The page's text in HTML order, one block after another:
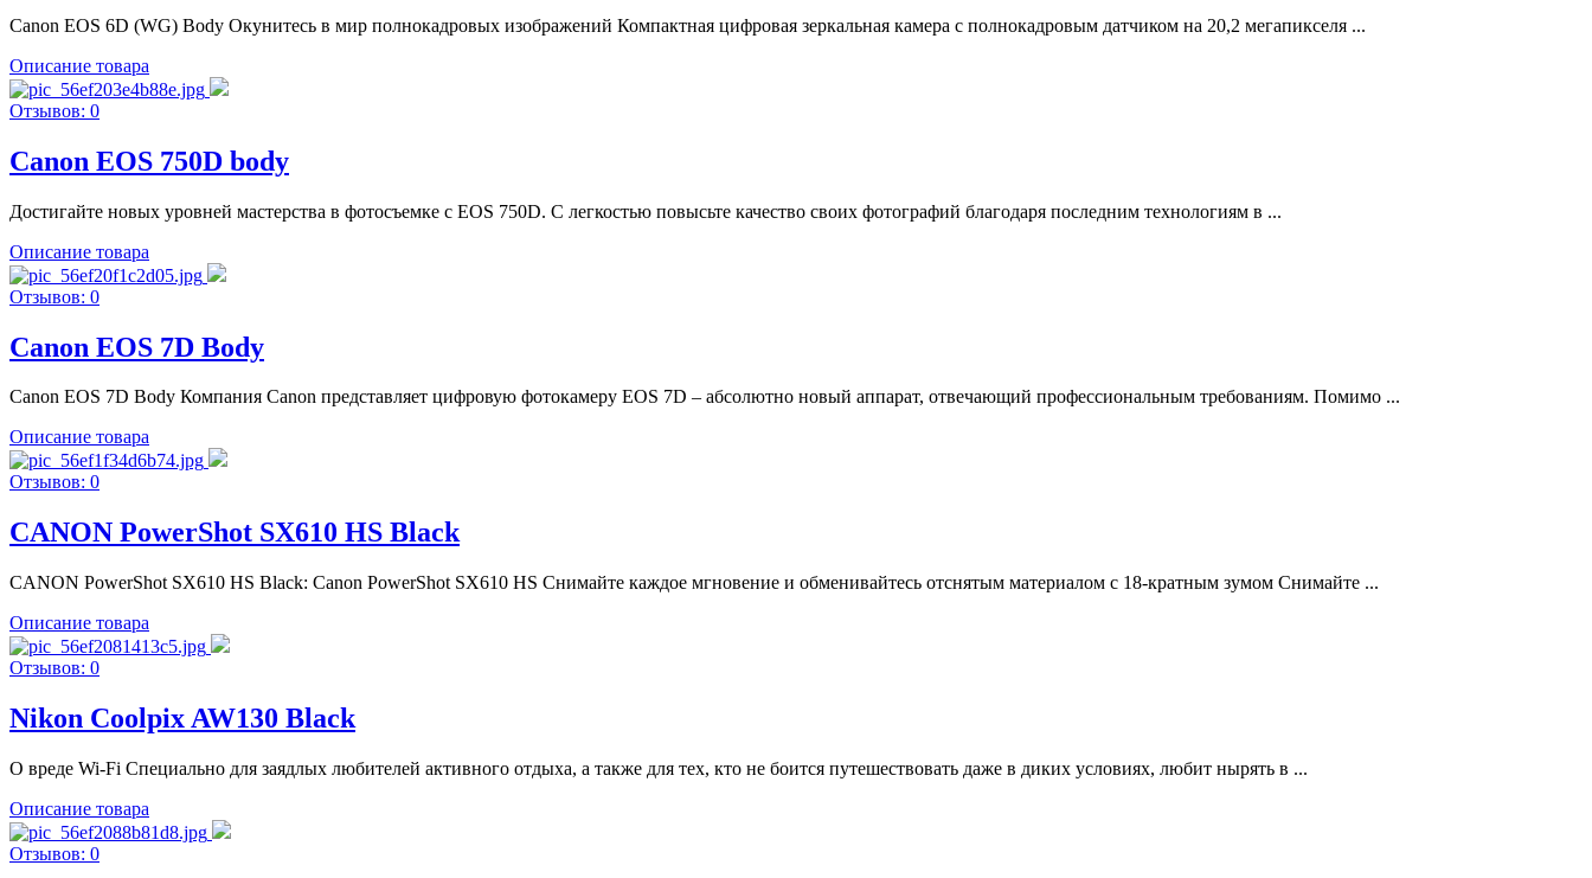
Canon EOS 6D (WG) Body Окунитесь в мир полнокадровых изображений Компактная цифровая зеркальная камера с полнокадровым датчиком на 20,2 мегапикселя ...
Описание товара
Отзывов: 0
Canon EOS 750D body
Достигайте новых уровней мастерства в фотосъемке с EOS 750D. С легкостью повысьте качество своих фотографий благодаря последним технологиям в ...
Описание товара
Отзывов: 0
Canon EOS 7D Body
Canon EOS 7D Body Компания Canon представляет цифровую фотокамеру EOS 7D – абсолютно новый аппарат, отвечающий профессиональным требованиям. Помимо ...
Описание товара
Отзывов: 0
CANON PowerShot SX610 HS Black
CANON PowerShot SX610 HS Black: Canon PowerShot SX610 HS Снимайте каждое мгновение и обменивайтесь отснятым материалом с 18-кратным зумом Снимайте ...
Описание товара
Отзывов: 0
Nikon Coolpix AW130 Black
О вреде Wi-Fi Специально для заядлых любителей активного отдыха, а также для тех, кто не боится путешествовать даже в диких условиях, любит нырять в ...
Описание товара
Отзывов: 0